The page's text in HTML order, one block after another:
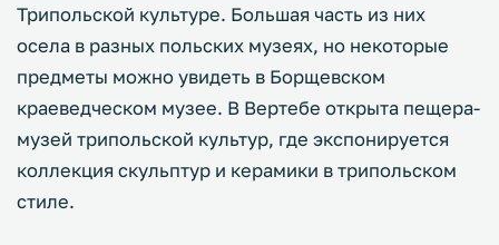
Трипольской культуре. Большая часть из них
осела в разных польских музеях, но некоторые
предметы можно увидеть в Борщевском
краеведческом музее. В Вертебе открыта пещера-
музей трипольской культур, где экспонируется
коллекция скульптур и керамики в трипольском
стиле.